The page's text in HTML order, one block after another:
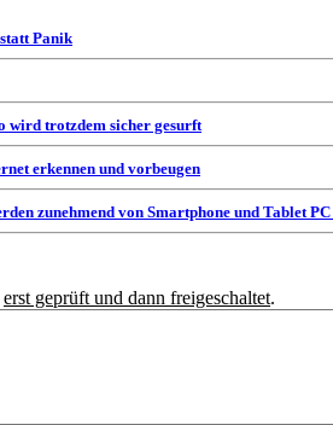
Panik
wird trotzdem sicher gesurft
erkennen und vorbeugen
zunehmend von Smartphone und Tablet PC
erst geprüft und dann freigeschaltet.